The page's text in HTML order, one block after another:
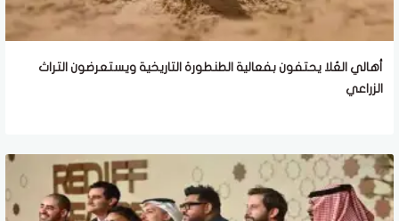
أهالي العُلا يحتفون بفعالية الطنطورة التاريخية ويستعرضون التراث
الزراعي